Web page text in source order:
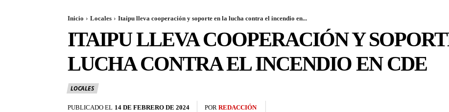
Inicio Locales Itaipu lleva cooperación y soporte en la lucha contra el incendio en...
ITAIPU LLEVA COOPERACIÓN Y
LUCHA CONTRA EL INCENDIO EN CDE
LOCALES
PUBLICADO EL 14 DE FEBRERO DE 2024 POR REDACCIÓN